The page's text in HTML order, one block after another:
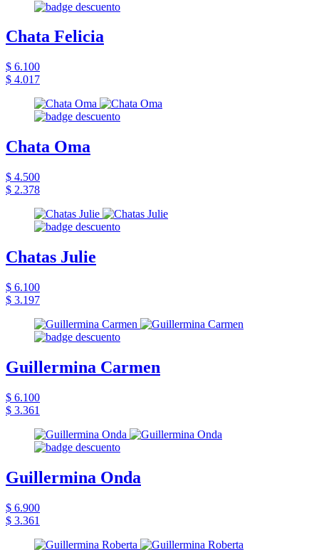
Chata Felicia
$ 6.100
$ 4.017
Chata Oma
$ 4.500
$ 2.378
Chatas Julie
$ 6.100
$ 3.197
Guillermina Carmen
$ 6.100
$ 3.361
Guillermina Onda
$ 6.900
$ 3.361